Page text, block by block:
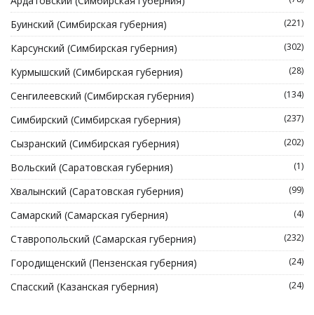
Буинский (Симбирская губерния) (221)
Карсунский (Симбирская губерния) (302)
Курмышский (Симбирская губерния) (28)
Сенгилеевский (Симбирская губерния) (134)
Симбирский (Симбирская губерния) (237)
Сызранский (Симбирская губерния) (202)
Вольский (Саратовская губерния) (1)
Хвалынский (Саратовская губерния) (99)
Самарский (Самарская губерния) (4)
Ставропольский (Самарская губерния) (232)
Городищенский (Пензенская губерния) (24)
Спасский (Казанская губерния) (24)